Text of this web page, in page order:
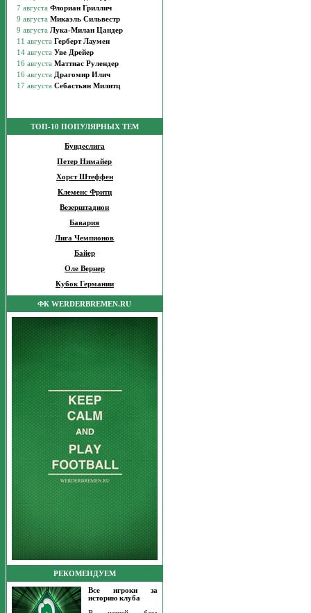
ТОП-10 ПОПУЛЯРНЫХ ТЕМ
Бундеслига
Петер Нимайер
Хорст Штеффен
Клеменс Фритц
Везерштадион
Бавария
Лига Чемпионов
Байер
Оле Вернер
Кубок Германии
ФК WERDERBREMEN.RU
РЕКОМЕНДУЕМ
Все игроки за
историю клуба